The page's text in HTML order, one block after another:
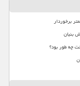
برخوردار
بنیان
چه طور بود؟